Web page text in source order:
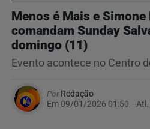
Menos é Mais e Simone
comandam Sunday
domingo (11)
Evento acontece no Centro
PorRedação
Em 09/01/2026 01:50 - Atl.